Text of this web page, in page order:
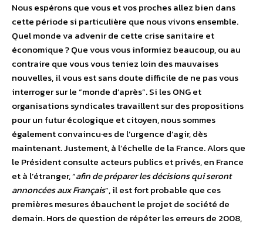
Nous espérons que vous et vos proches allez bien dans
cette période si particulière que nous vivons ensemble.
Quel monde va advenir de cette crise sanitaire et
économique ? Que vous vous informiez beaucoup, ou au
contraire que vous vous teniez loin des mauvaises
nouvelles, il vous est sans doute difficile de ne pas vous
interroger sur le “monde d’après”. Si les ONG et
organisations syndicales travaillent sur des propositions
pour un futur écologique et citoyen, nous sommes
également convaincu·es de l’urgence d’agir, dès
maintenant. Justement, à l’échelle de la France. Alors que
le Président consulte acteurs publics et privés, en France
et à l’étranger, “afin de préparer les décisions qui seront
annoncées aux Français”, il est fort probable que ces
premières mesures ébauchent le projet de société de
demain. Hors de question de répéter les erreurs de 2008,